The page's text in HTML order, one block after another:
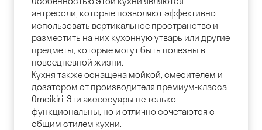
антресоли, которые позволяют эффективно
использовать вертикальное пространство и
разместить на них кухонную утварь или другие
предметы, которые могут быть полезны в
повседневной жизни.
Кухня также оснащена мойкой, смесителем и
дозатором от производителя премиум-класса
Omoikiri. Эти аксессуары не только
функциональны, но и отлично сочетаются с
общим стилем кухни.